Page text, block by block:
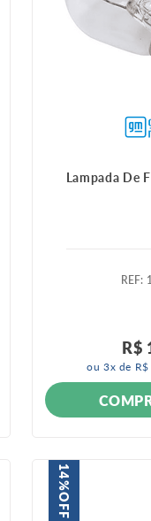
Lampada De
:
R$
ou 3x de R$
14%
OFF